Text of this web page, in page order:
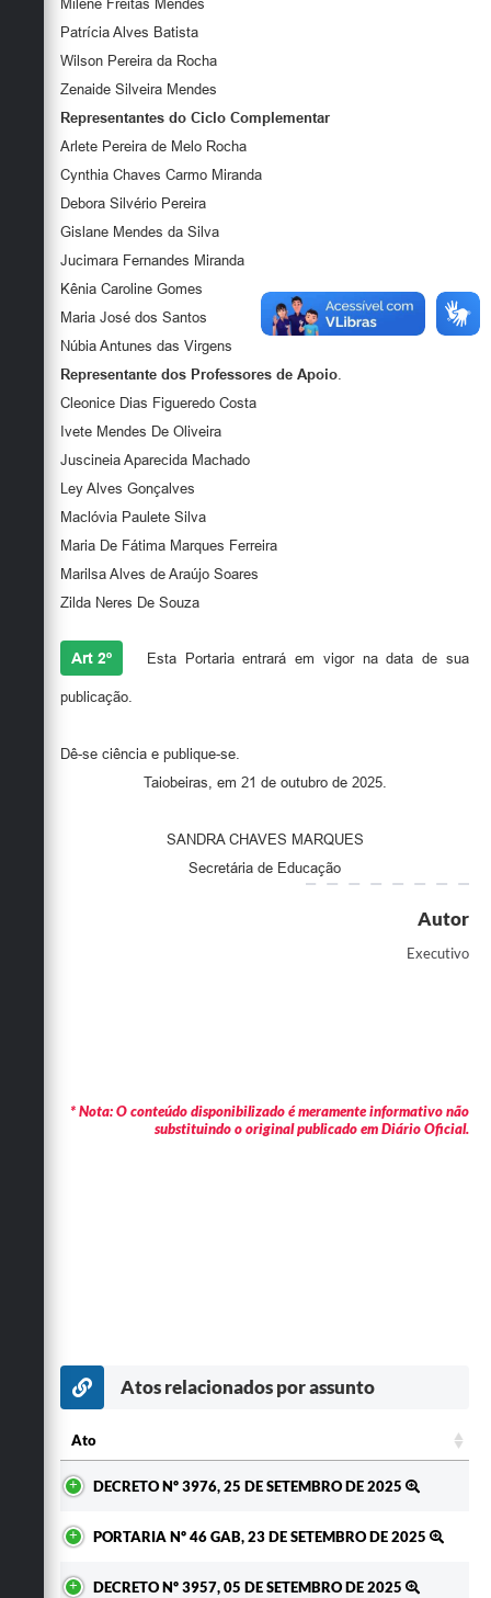
Milene Freitas Mendes
Patrícia Alves Batista
Wilson Pereira da Rocha
Zenaide Silveira Mendes
Representantes do Ciclo Complementar
Arlete Pereira de Melo Rocha
Cynthia Chaves Carmo Miranda
Debora Silvério Pereira
Gislane Mendes da Silva
Jucimara Fernandes Miranda
Kênia Caroline Gomes
Maria José dos Santos
Núbia Antunes das Virgens
Representante dos Professores de Apoio
Cleonice Dias Figueredo Costa
Ivete Mendes De Oliveira
Juscineia Aparecida Machado
Ley Alves Gonçalves
Maclóvia Paulete Silva
Maria De Fátima Marques Ferreira
Marilsa Alves de Araújo Soares
Zilda Neres De Souza
Art 2º Esta Portaria entrará em vigor na data de sua
publicação.
Dê-se ciência e publique-se.
Taiobeiras, em 21 de outubro de 2025.
SANDRA CHAVES MARQUES
Secretária de Educação
Autor
Executivo
* Nota: O conteúdo disponibilizado é meramente informativo não
substituindo o original publicado em Diário Oficial.
Atos relacionados por assunto
Ato
DECRETO Nº 3976, 25 DE SETEMBRO DE 2025
PORTARIA Nº 46 GAB, 23 DE SETEMBRO DE 2025
DECRETO Nº 3957, 05 DE SETEMBRO DE 2025